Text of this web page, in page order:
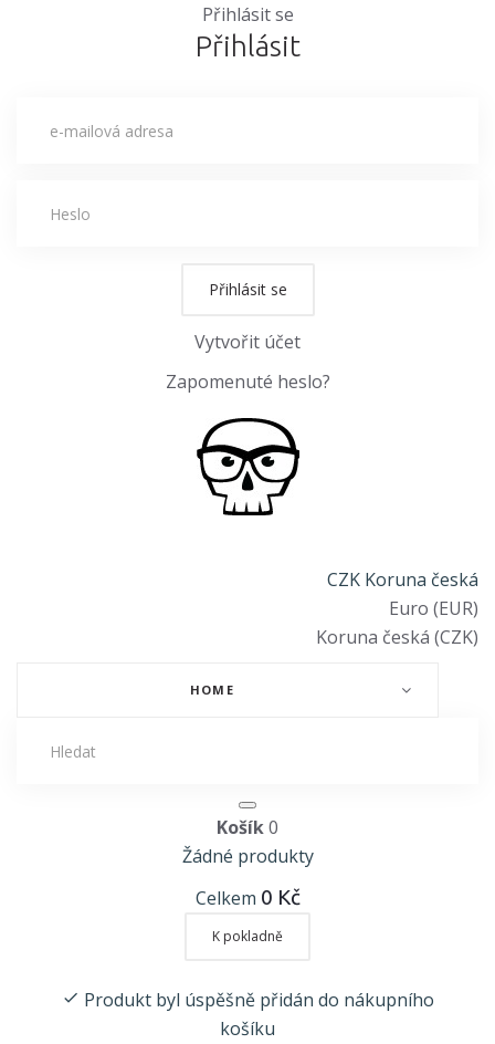
Přihlásit se
Přihlásit
Přihlásit se
Vytvořit účet
Zapomenuté heslo?
CZK Koruna česká
Euro (EUR)
Koruna česká (CZK)
HOME
Košík0
Žádné produkty
Celkem 0 Kč
K pokladně
Produkt byl úspěšně přidán do nákupního
košíku